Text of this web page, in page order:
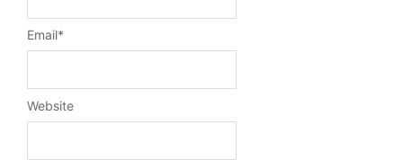
Email*
Website